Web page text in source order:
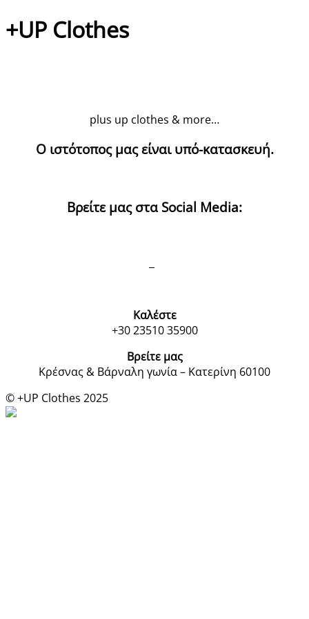
+UP Clothes
plus up clothes & more…
Ο ιστότοπος μας είναι υπό-κατασκευή.
Βρείτε μας στα Social Media:
Καλέστε
+30 23510 35900
Βρείτε μας
Κρέσνας & Βάρναλη γωνία – Κατερίνη 60100
© +UP Clothes 2025